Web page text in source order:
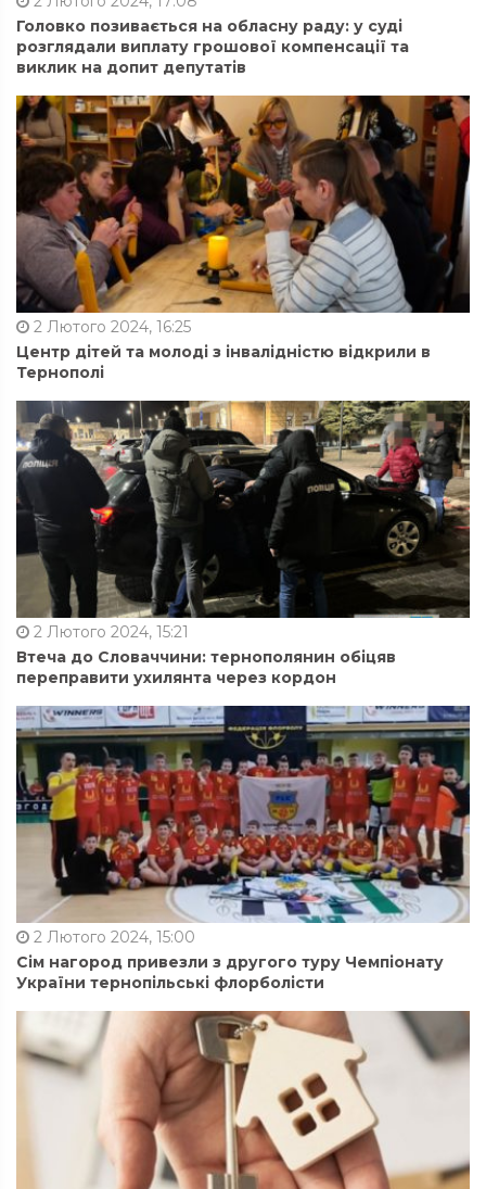
Головко позивається на обласну раду: у суді
розглядали виплату грошової компенсації та
виклик на допит депутатів
2 Лютого 2024, 16:25
Центр дітей та молоді з інвалідністю відкрили в
Тернополі
2 Лютого 2024, 15:21
Втеча до Словаччини: тернополянин обіцяв
переправити ухилянта через кордон
2 Лютого 2024, 15:00
Сім нагород привезли з другого туру Чемпіонату
України тернопільські флорболісти